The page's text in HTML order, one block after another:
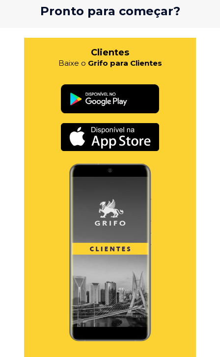
Pronto para começar?
Clientes
Baixe o Grifo para Clientes